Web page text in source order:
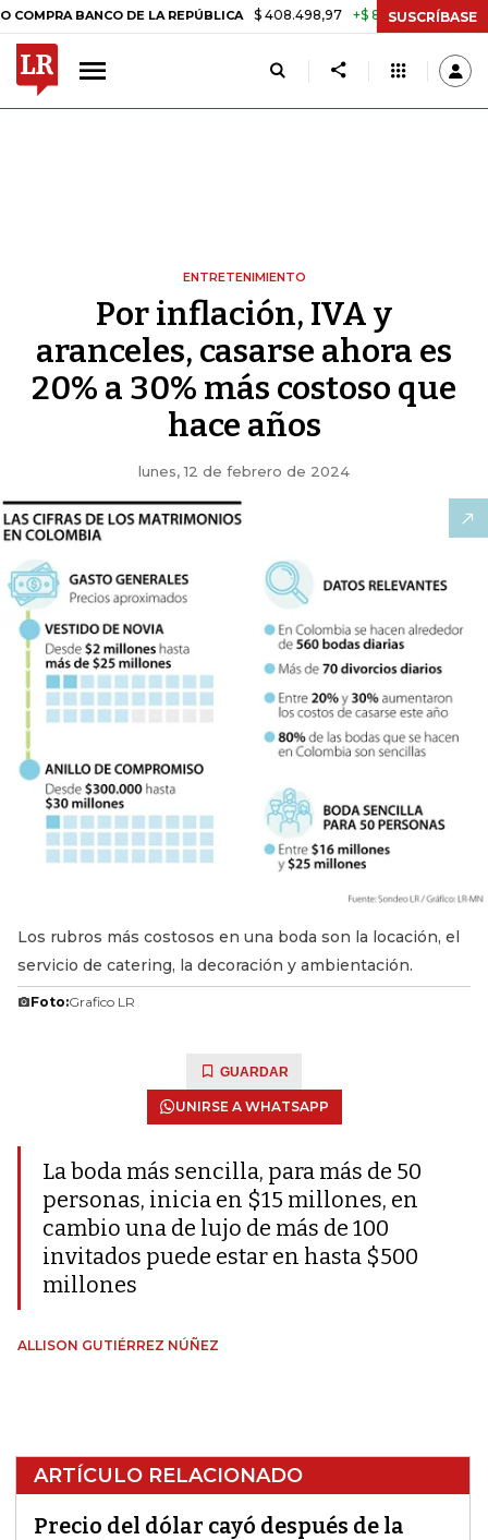
BANCO DE LA REPÚBLICA $ 408.498,97 +$ 8.753,81 +2,19%
SUSCRÍBASE
ENTRETENIMIENTO
Por inflación, IVA y
aranceles, casarse ahora es
20% a 30% más costoso que
hace años
lunes, 12 de febrero de 2024
Los rubros más costosos en una boda son la locación, el
servicio de catering, la decoración y ambientación.
Foto:Grafico LR
GUARDAR
UNIRSE A WHATSAPP
La boda más sencilla, para más de 50
personas, inicia en $15 millones, en
cambio una de lujo de más de 100
invitados puede estar en hasta $500
millones
ALLISON GUTIÉRREZ NÚÑEZ
ARTÍCULO RELACIONADO
Precio del dólar cayó después de la